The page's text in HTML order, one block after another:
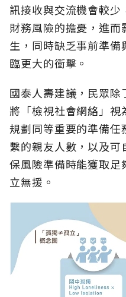
訊接收與交流機會較
財務風險的擔憂，進
生，同時缺乏事前準
臨更大的衝擊。
國泰人壽建議，民眾
將「檢視社會網絡」
規劃同等重要的準備
繫的親友人數，以及
保風險準備時能獲取
立無援。